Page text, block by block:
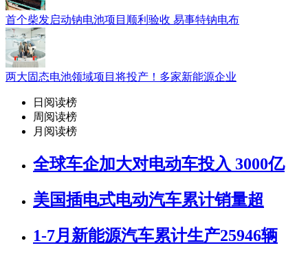
首个柴发启动钠电池项目顺利验收 易事特钠电布
两大固态电池领域项目将投产！多家新能源企业
日阅读榜
周阅读榜
月阅读榜
全球车企加大对电动车投入 3000亿
美国插电式电动汽车累计销量超
1-7月新能源汽车累计生产25946辆